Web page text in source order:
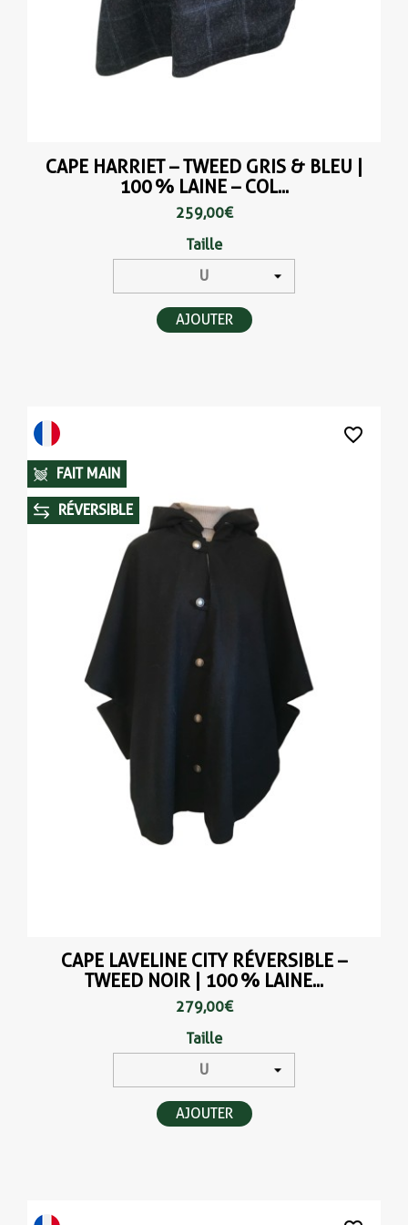
CAPE HARRIET – TWEED GRIS & BLEU |
100 % LAINE – COL...
259,00 €
Taille
AJOUTER
CAPE LAVELINE CITY RÉVERSIBLE –
TWEED NOIR | 100 % LAINE...
279,00 €
Taille
AJOUTER
FAIT MAIN
RÉVERSIBLE
favorite_border